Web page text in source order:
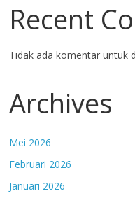
Recent
Tidak ada komentar untuk
Archives
Mei 2026
Februari 2026
Januari 2026